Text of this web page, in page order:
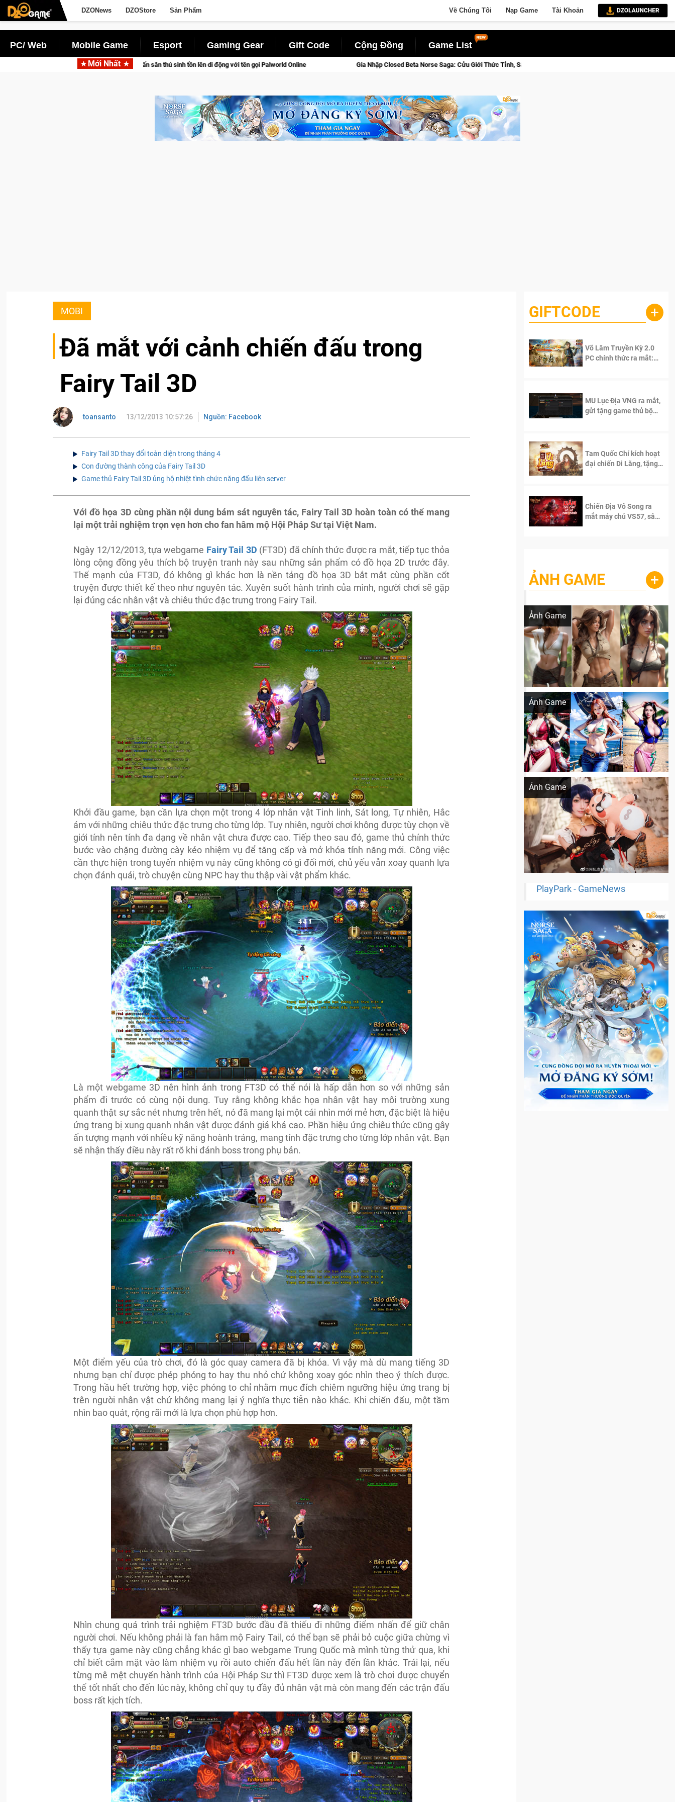
DZONews DZOStore Sản Phẩm Về Chúng Tôi Nạp Game Tài Khoản
PC/ Web Mobile Game Esport Gaming Gear Gift Code Cộng Đồng Game List
Mới Nhất
đưa bom tấn săn thú sinh tồn lên di động với tên gọi Palworld Online Gia Nhập Closed Beta Norse Saga: Cửu Giới Thức Tỉnh, Săn DJI Osmo Pocket 3 Ngay Hôm Nay
MOBI
Đã mắt với cảnh chiến đấu trong
Fairy Tail 3D
toansanto 13/12/2013 10:57:26 Nguồn: Facebook
Fairy Tail 3D thay đổi toàn diện trong tháng 4
Con đường thành công của Fairy Tail 3D
Game thủ Fairy Tail 3D ủng hộ nhiệt tình chức năng đấu liên server
Với đồ họa 3D cùng phần nội dung bám sát nguyên tác, Fairy Tail 3D hoàn toàn có thể mang
lại một trải nghiệm trọn vẹn hơn cho fan hâm mộ Hội Pháp Sư tại Việt Nam.
Ngày 12/12/2013, tựa webgame Fairy Tail 3D (FT3D) đã chính thức được ra mắt, tiếp tục thỏa
lòng cộng đồng yêu thích bộ truyện tranh này sau những sản phẩm có đồ họa 2D trước đây.
Thế mạnh của FT3D, đó không gì khác hơn là nền tảng đồ họa 3D bắt mắt cùng phần cốt
truyện được thiết kế theo như nguyên tác. Xuyên suốt hành trình của mình, người chơi sẽ gặp
lại đúng các nhân vật và chiêu thức đặc trưng trong Fairy Tail.
Khởi đầu game, bạn cần lựa chọn một trong 4 lớp nhân vật Tinh linh, Sát long, Tự nhiên, Hắc
ám với những chiêu thức đặc trưng cho từng lớp. Tuy nhiên, người chơi không được tùy chọn về
giới tính nên tính đa dạng về nhân vật chưa được cao. Tiếp theo sau đó, game thủ chính thức
bước vào chặng đường cày kéo nhiệm vụ để tăng cấp và mở khóa tính năng mới. Công việc
cần thực hiện trong tuyến nhiệm vụ này cũng không có gì đổi mới, chủ yếu vẫn xoay quanh lựa
chọn đánh quái, trò chuyện cùng NPC hay thu thập vài vật phẩm khác.
Là một webgame 3D nên hình ảnh trong FT3D có thể nói là hấp dẫn hơn so với những sản
phẩm đi trước có cùng nội dung. Tuy rằng không khắc họa nhân vật hay môi trường xung
quanh thật sự sắc nét nhưng trên hết, nó đã mang lại một cái nhìn mới mẻ hơn, đặc biệt là hiệu
ứng trang bị xung quanh nhân vật được đánh giá khá cao. Phần hiệu ứng chiêu thức cũng gây
ấn tượng mạnh với nhiều kỹ năng hoành tráng, mang tính đặc trưng cho từng lớp nhân vật. Bạn
sẽ nhận thấy điều này rất rõ khi đánh boss trong phụ bản.
Một điểm yếu của trò chơi, đó là góc quay camera đã bị khóa. Vì vậy mà dù mang tiếng 3D
nhưng bạn chỉ được phép phóng to hay thu nhỏ chứ không xoay góc nhìn theo ý thích được.
Trong hầu hết trường hợp, việc phóng to chỉ nhằm mục đích chiêm ngưỡng hiệu ứng trang bị
trên người nhân vật chứ không mang lại ý nghĩa thực tiễn nào khác. Khi chiến đấu, một tầm
nhìn bao quát, rộng rãi mới là lựa chọn phù hợp hơn.
Nhìn chung quá trình trải nghiệm FT3D bước đầu đã thiếu đi những điểm nhấn để giữ chân
người chơi. Nếu không phải là fan hâm mộ Fairy Tail, có thể bạn sẽ phải bỏ cuộc giữa chừng vì
thấy tựa game này cũng chẳng khác gì bao webgame Trung Quốc mà mình từng thử qua, khi
chỉ biết cắm mặt vào làm nhiệm vụ rồi auto chiến đấu hết lần này đến lần khác. Trái lại, nếu
từng mê mệt chuyến hành trình của Hội Pháp Sư thì FT3D được xem là trò chơi được chuyển
thể tốt nhất cho đến lúc này, không chỉ quy tụ đầy đủ nhân vật mà còn mang đến các trận đấu
boss rất kịch tích.
GIFTCODE +
Võ Lâm Truyền Kỳ 2.0
PC chính thức ra mắt:
MU Lục Địa VNG ra mắt,
gửi tặng game thủ bộ
Tam Quốc Chí kích hoạt
đại chiến Di Lăng, tặng
Chiến Địa Vô Song ra
mắt máy chủ VS57, sân
ẢNH GAME +
Ảnh Game
Lala Croft vừa nóng vừa xinh dưới nét vẽ
Ảnh Game
Khi AI Cosplay gái đẹp One Piece
Ảnh Game
Cosplay Xiangling siêu cute
PlayPark - GameNews